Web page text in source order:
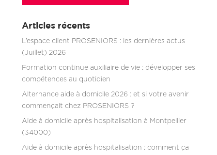
Articles récents
L’espace client PROSENIORS : les dernières actus
(Juillet) 2026
Formation continue auxiliaire de vie : développer ses
compétences au quotidien
Alternance aide à domicile 2026 : et si votre avenir
commençait chez PROSENIORS ?
Aide à domicile après hospitalisation à Montpellier
(34000)
Aide à domicile après hospitalisation : comment ça